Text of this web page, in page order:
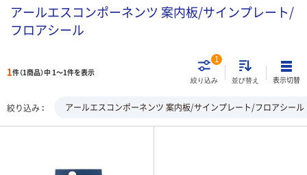
アールエスコンポーネンツ 案内板/サインプレート/
フロアシール
1件（1商品）中 1～1件を表示
絞り込み
1
並び替え 表示切替
絞り込み アールエスコンポーネンツ 案内板/サインプレート/フロアシール